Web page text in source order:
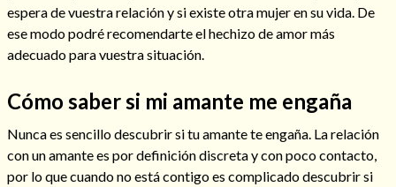
espera de vuestra relación y si existe otra mujer en su vida. De
ese modo podré recomendarte el hechizo de amor más
adecuado para vuestra situación.
Cómo saber si mi amante me engaña
Nunca es sencillo descubrir si tu amante te engaña. La relación
con un amante es por definición discreta y con poco contacto,
por lo que cuando no está contigo es complicado descubrir si